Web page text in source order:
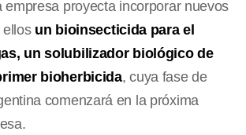
empresa proyecta incorporar nuevos
ellos un bioinsecticida para el
un solubilizador biológico de
bioherbicida, cuya fase de
comenzará en la próxima